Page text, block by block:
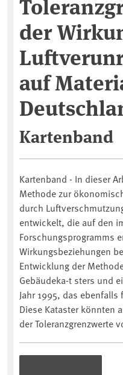
der
auf
Kartenband
Kartenband - In dieser
Methode zur
durch
entwickelt, die auf den
Forschungsprogramms
Wirkungsbeziehungen
Entwicklung der
Gebäudeka-t sters und
Jahr 1995, das
Diese Kataster könnten
der Toleranzgrenzwerte